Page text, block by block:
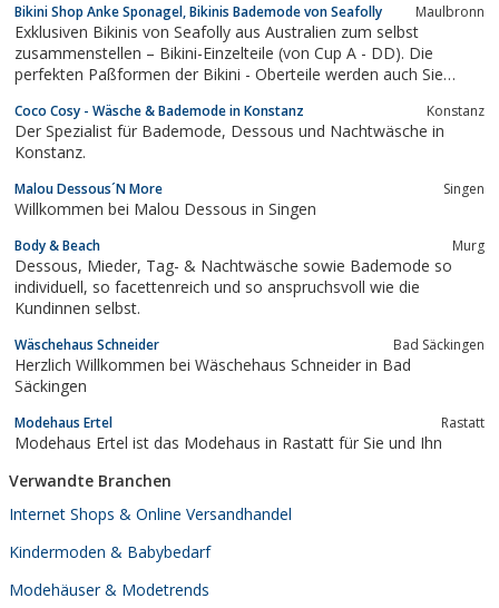
Bikini Shop Anke Sponagel, Bikinis Bademode von Seafolly Maulbronn
Exklusiven Bikinis von Seafolly aus Australien zum selbst
zusammenstellen – Bikini-Einzelteile (von Cup A - DD). Die
perfekten Paßformen der Bikini - Oberteile werden auch Sie
finden Sie immer Ihren passenden Bikini. Bei den Bikini – Pants
können Sie sich...
Coco Cosy - Wäsche & Bademode in Konstanz Konstanz
Der Spezialist für Bademode, Dessous und Nachtwäsche in
Konstanz.
Malou Dessous´N More Singen
Willkommen bei Malou Dessous in Singen
Body & Beach Murg
Dessous, Mieder, Tag- & Nachtwäsche sowie Bademode so
individuell, so facettenreich und so anspruchsvoll wie die
Kundinnen selbst.
Wäschehaus Schneider Bad Säckingen
Herzlich Willkommen bei Wäschehaus Schneider in Bad
Säckingen
Modehaus Ertel Rastatt
Modehaus Ertel ist das Modehaus in Rastatt für Sie und Ihn
Verwandte Branchen
Internet Shops & Online Versandhandel
Kindermoden & Babybedarf
Modehäuser & Modetrends